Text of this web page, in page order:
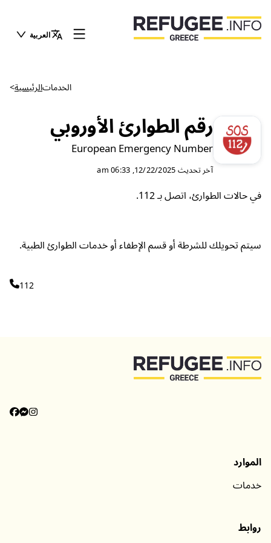
العربية
الرئيسية> الخدمات
رقم الطوارئ الأوروبي
European Emergency Number
آخر تحديث12/22/2025, 06:33 am
في حالات الطوارئ، اتصل بـ 112.
سيتم تحويلك للشرطة أو قسم الإطفاء أو خدمات الطوارئ الطبية.
112
الموارد
خدمات
روابط